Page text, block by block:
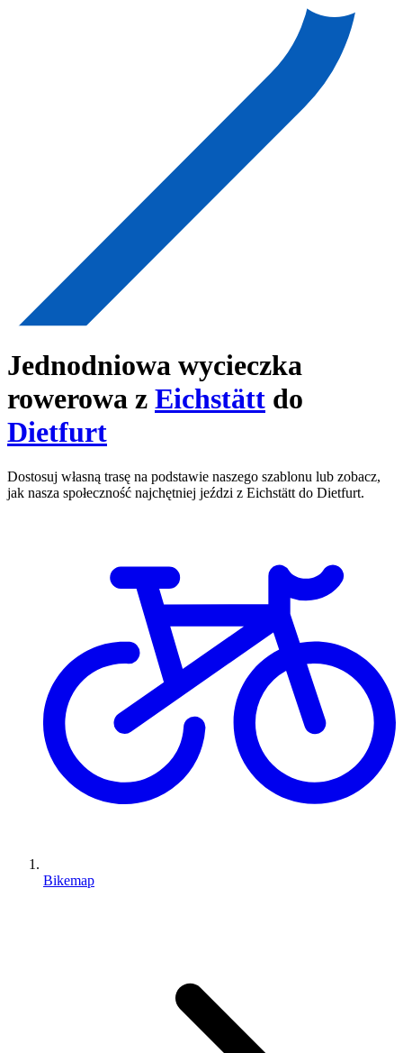
Jednodniowa wycieczka
rowerowa z Eichstätt do
Dietfurt
Dostosuj własną trasę na podstawie naszego szablonu lub zobacz,
jak nasza społeczność najchętniej jeździ z Eichstätt do Dietfurt.
Bikemap